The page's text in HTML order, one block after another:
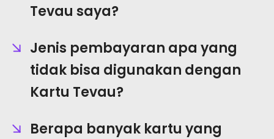
Tevau saya?
Jenis pembayaran apa yang
tidak bisa digunakan dengan
Kartu Tevau?
Berapa banyak kartu yang